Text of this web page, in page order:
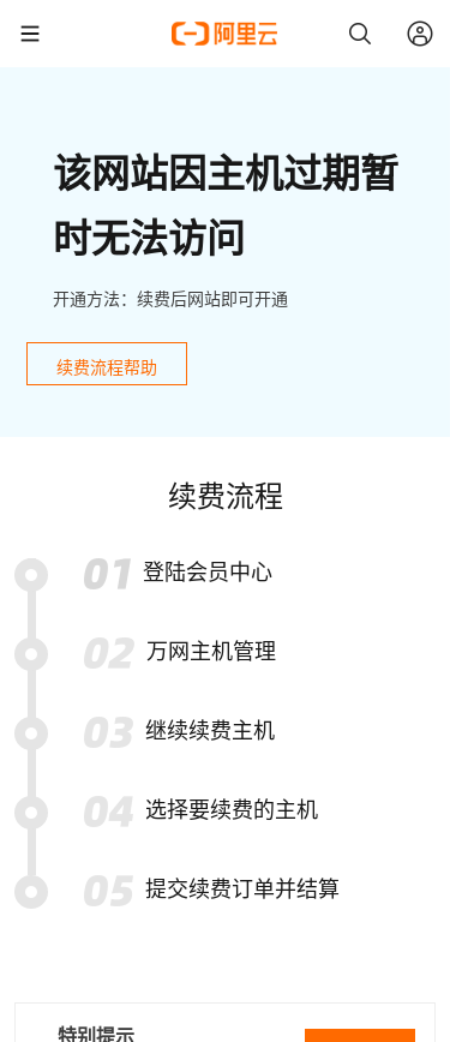
该网站因主机过期暂
时无法访问
开通方法：续费后网站即可开通
续费流程帮助
续费流程
登陆会员中心
万网主机管理
继续续费主机
选择要续费的主机
提交续费订单并结算
特别提示